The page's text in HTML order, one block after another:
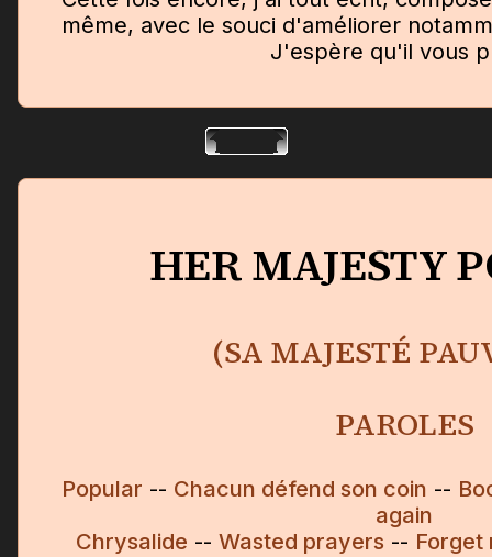
même, avec le souci d'améliorer
J'espère qu'il vous
HER MAJESTY
(SA MAJESTÉ
PAROLES
Popular -- Chacun défend son coin --
again
Chrysalide -- Wasted prayers -- Forget